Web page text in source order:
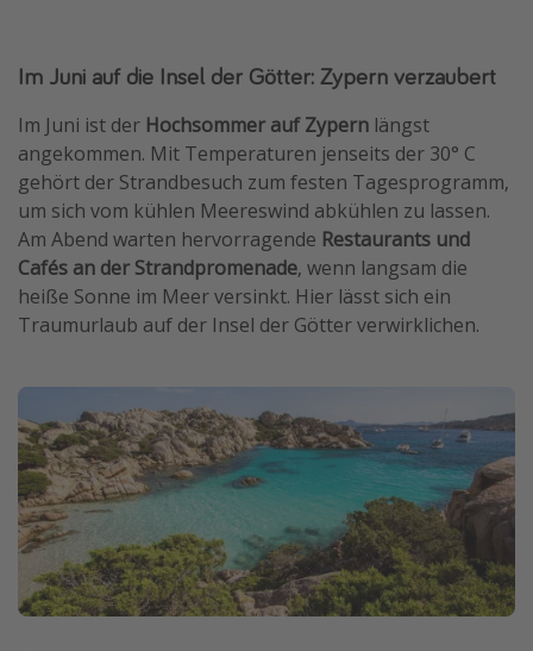
Im Juni auf die Insel der Götter: Zypern verzaubert
Im Juni ist der Hochsommer auf Zypern längst
angekommen. Mit Temperaturen jenseits der 30° C
gehört der Strandbesuch zum festen Tagesprogramm,
um sich vom kühlen Meereswind abkühlen zu lassen.
Am Abend warten hervorragende Restaurants und
Cafés an der Strandpromenade, wenn langsam die
heiße Sonne im Meer versinkt. Hier lässt sich ein
Traumurlaub auf der Insel der Götter verwirklichen.